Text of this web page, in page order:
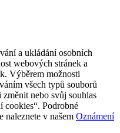
a ukládání osobních
webových stránek a
Výběrem možnosti
všech typů souborů
nebo svůj souhlas
cookies“. Podrobné
naleznete v našem Oznámení